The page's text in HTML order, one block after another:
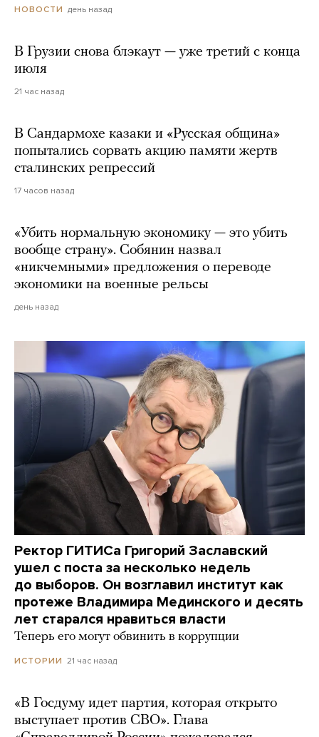
НОВОСТИ день назад
В Грузии снова блэкаут — уже третий с конца
июля
21 час назад
В Сандармохе казаки и «Русская община»
попытались сорвать акцию памяти жертв
сталинских репрессий
17 часов назад
«Убить нормальную экономику — это убить
вообще страну». Собянин назвал
«никчемными» предложения о переводе
экономики на военные рельсы
день назад
Ректор ГИТИСа Григорий Заславский
ушел с поста за несколько недель
до выборов. Он возглавил институт как
протеже Владимира Мединского и десять
лет старался нравиться власти
Теперь его могут обвинить в коррупции
ИСТОРИИ 21 час назад
«В Госдуму идет партия, которая открыто
выступает против СВО». Глава